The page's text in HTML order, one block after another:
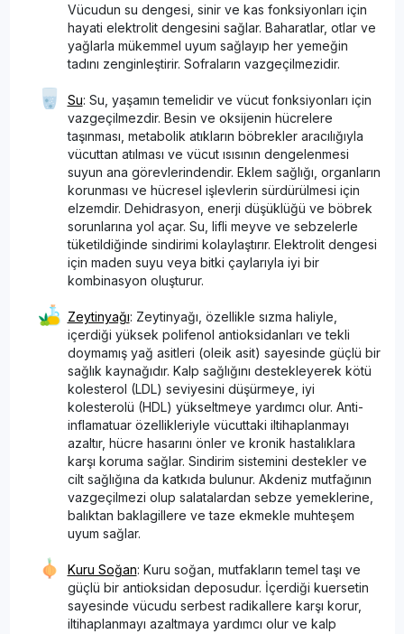
Vücudun su dengesi, sinir ve kas fonksiyonları için
hayati elektrolit dengesini sağlar. Baharatlar, otlar ve
yağlarla mükemmel uyum sağlayıp her yemeğin
tadını zenginleştirir. Sofraların vazgeçilmezidir.
Su: Su, yaşamın temelidir ve vücut fonksiyonları için
vazgeçilmezdir. Besin ve oksijenin hücrelere
taşınması, metabolik atıkların böbrekler aracılığıyla
vücuttan atılması ve vücut ısısının dengelenmesi
suyun ana görevlerindendir. Eklem sağlığı, organların
korunması ve hücresel işlevlerin sürdürülmesi için
elzemdir. Dehidrasyon, enerji düşüklüğü ve böbrek
sorunlarına yol açar. Su, lifli meyve ve sebzelerle
tüketildiğinde sindirimi kolaylaştırır. Elektrolit dengesi
için maden suyu veya bitki çaylarıyla iyi bir
kombinasyon oluşturur.
Zeytinyağı: Zeytinyağı, özellikle sızma haliyle,
içerdiği yüksek polifenol antioksidanları ve tekli
doymamış yağ asitleri (oleik asit) sayesinde güçlü bir
sağlık kaynağıdır. Kalp sağlığını destekleyerek kötü
kolesterol (LDL) seviyesini düşürmeye, iyi
kolesterolü (HDL) yükseltmeye yardımcı olur. Anti-
inflamatuar özellikleriyle vücuttaki iltihaplanmayı
azaltır, hücre hasarını önler ve kronik hastalıklara
karşı koruma sağlar. Sindirim sistemini destekler ve
cilt sağlığına da katkıda bulunur. Akdeniz mutfağının
vazgeçilmezi olup salatalardan sebze yemeklerine,
balıktan baklagillere ve taze ekmekle muhteşem
uyum sağlar.
Kuru Soğan: Kuru soğan, mutfakların temel taşı ve
güçlü bir antioksidan deposudur. İçerdiği kuersetin
sayesinde vücudu serbest radikallere karşı korur,
iltihaplanmayı azaltmaya yardımcı olur ve kalp